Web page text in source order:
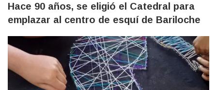
Hace 90 años, se eligió el Catedral para
emplazar al centro de esquí de Bariloche